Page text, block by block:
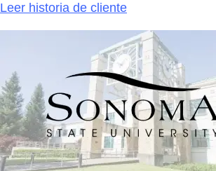
Leer historia de cliente